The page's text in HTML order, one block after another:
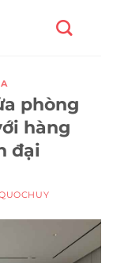
phòng
hàng
đại